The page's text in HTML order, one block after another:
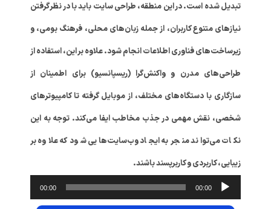
تبدیل شده است. در این منطقه، طراحی سایت باید با در نظر گرفتن
نیازهای متنوع کاربران، از جمله زبان‌های محلی، فرهنگ بومی، و
زیرساخت‌های فناوری اطلاعات انجام شود. علاوه بر این، استفاده از
طراحی‌های مدرن و واکنش‌گرا (ریسپانسیو) برای اطمینان از
سازگاری با دستگاه‌های مختلف، از موبایل گرفته تا کامپیوترهای
شخصی، نقش مهمی در جذب مخاطب ایفا می‌کند. توجه به این
نکات می‌تواند منجر به ایجاد وب‌سایت‌هایی شود که علاوه بر
زیبایی، کاربردی و کاربرپسند باشند.
00:00
00:00